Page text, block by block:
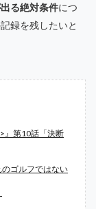
る絶対条件につ
録を残したいと
』第10話「決断
ゴルフではない